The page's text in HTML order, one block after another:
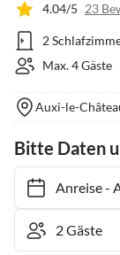
4.04/5 23
2
Max. 4 Gäste
Auxi-le-
Bitte Daten
Anreise-